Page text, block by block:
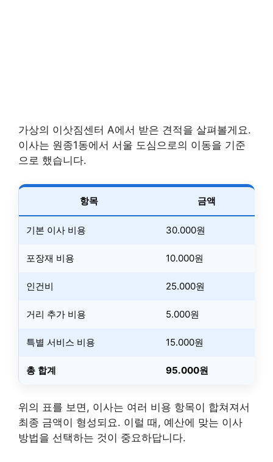
가상의 이삿짐센터 A에서 받은 견적을 살펴볼게요.
이사는 원종1동에서 서울 도심으로의 이동을 기준
으로 했습니다.
항목 금액
기본 이사 비용 30.000원
포장재 비용 10.000원
인건비 25.000원
거리 추가 비용 5.000원
특별 서비스 비용 15.000원
총 합계 95.000원
위의 표를 보면, 이사는 여러 비용 항목이 합쳐져서
최종 금액이 형성되요. 이럴 때, 예산에 맞는 이사
방법을 선택하는 것이 중요하답니다.